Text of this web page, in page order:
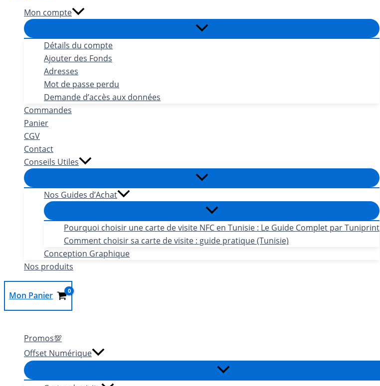
Mon compte
Détails du compte
Ajouter des Fonds
Adresses
Mot de passe perdu
Demande d’accès aux données
Commandes
Panier
CGV
Contact
Conseils Utiles
Nos Guides d’Achat
Pourquoi choisir une carte de visite NFC en Tunisie : Le Guide Complet par Tuniprint
Comment choisir sa carte de visite : guide pratique (Tunisie)
Conception Graphique
Nos produits
Mon Panier
Promos💯
Offset Numérique